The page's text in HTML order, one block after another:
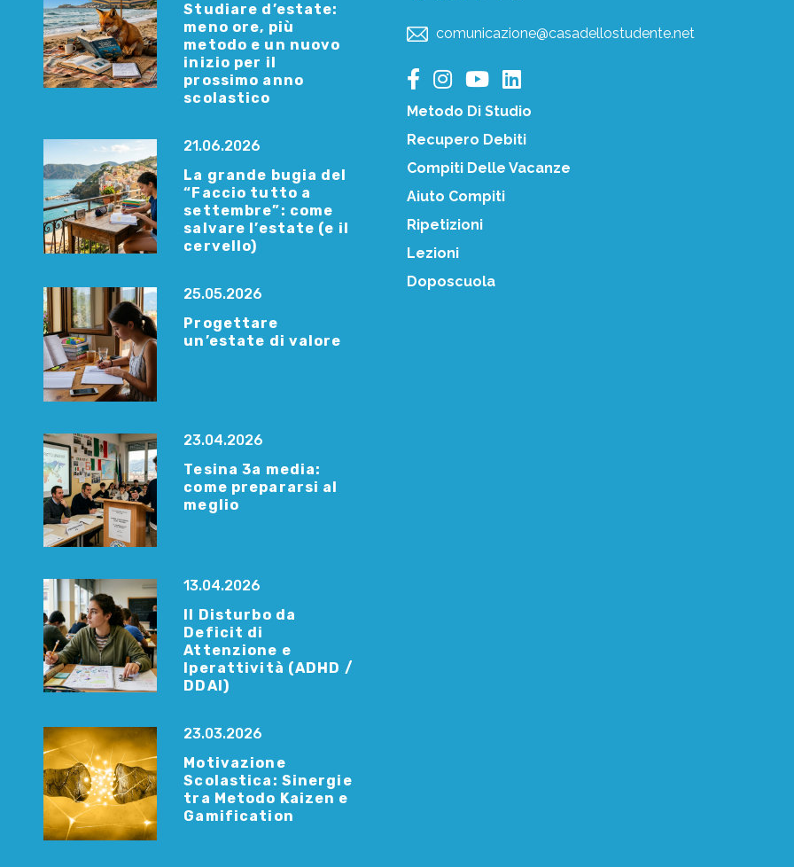
Studiare d’estate:
meno ore, più
metodo e un nuovo
inizio per il
prossimo anno
scolastico
21.06.2026
La grande bugia del
“Faccio tutto a
settembre”: come
salvare l’estate (e il
cervello)
25.05.2026
Progettare
un’estate di valore
23.04.2026
Tesina 3a media:
come prepararsi al
meglio
13.04.2026
Il Disturbo da
Deficit di
Attenzione e
Iperattività (ADHD /
DDAI)
23.03.2026
Motivazione
Scolastica: Sinergie
tra Metodo Kaizen e
Gamification
comunicazione@casadellostudente.net
Metodo Di Studio
Recupero Debiti
Compiti Delle Vacanze
Aiuto Compiti
Ripetizioni
Lezioni
Doposcuola